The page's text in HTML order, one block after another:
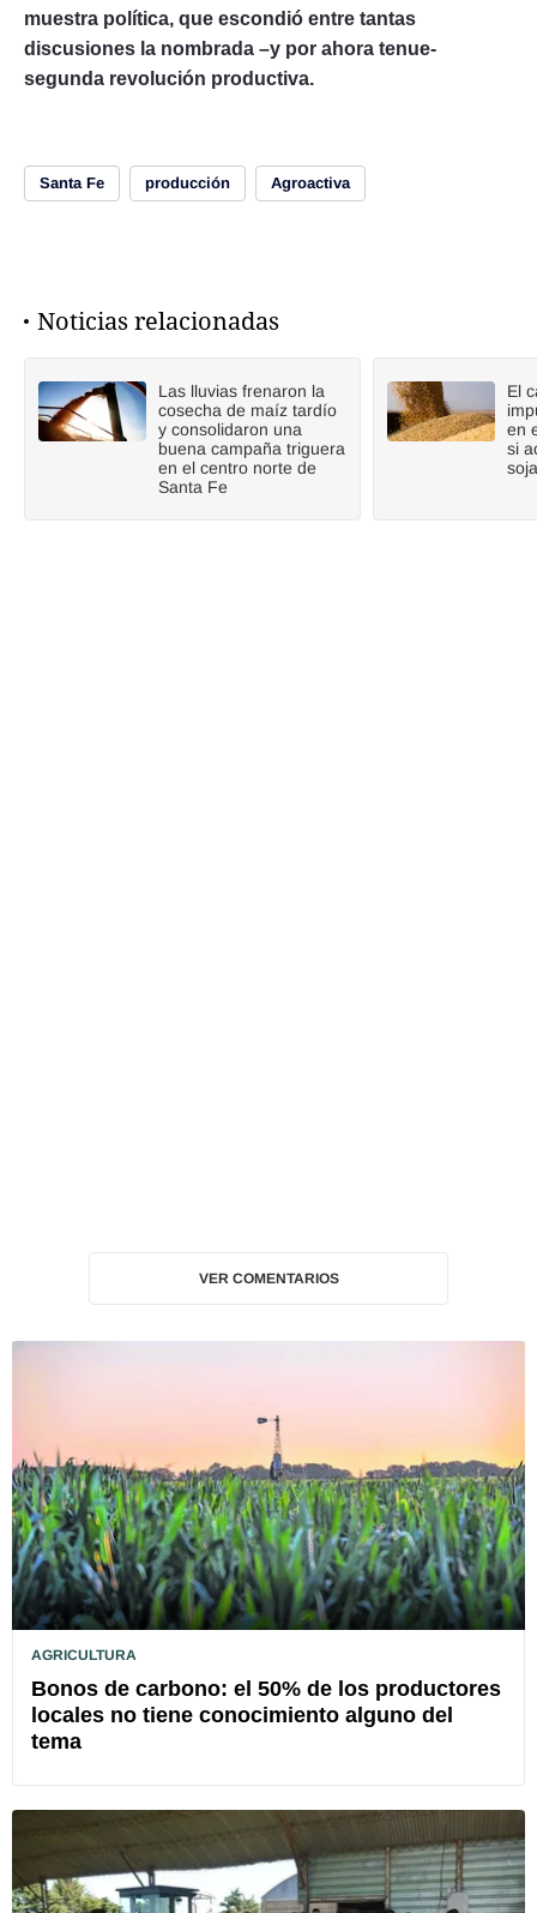
muestra política, que escondió entre tantas
discusiones la nombrada –y por ahora tenue-
segunda revolución productiva.
Santa Fe producción Agroactiva
Noticias relacionadas
Las lluvias frenaron la
cosecha de maíz tardío
y consolidaron una
buena campaña triguera
en el centro norte de
Santa Fe
El
en
si
soja
VER COMENTARIOS
AGRICULTURA
Bonos de carbono: el 50% de los productores
locales no tiene conocimiento alguno del
tema